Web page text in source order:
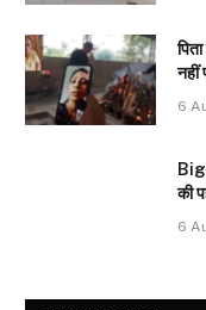
नहीं
6
की
6